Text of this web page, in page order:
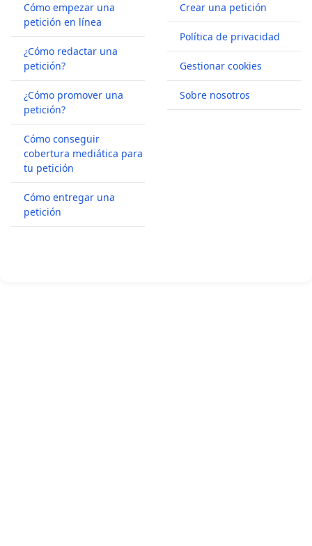
Cómo empezar una
petición en línea
¿Cómo redactar una
petición?
¿Cómo promover una
petición?
Cómo conseguir
cobertura mediática para
tu petición
Cómo entregar una
petición
Crear una petición
Política de privacidad
Gestionar cookies
Sobre nosotros